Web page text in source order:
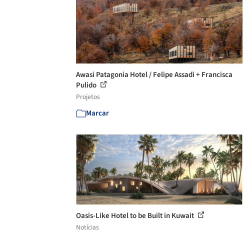
Awasi Patagonia Hotel / Felipe Assadi + Francisca
Pulido
Projetos
Marcar
Oasis-Like Hotel to be Built in Kuwait
Notícias